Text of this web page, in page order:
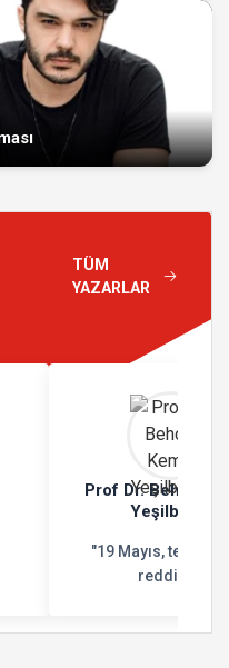
TÜM
YAZARLAR
Prof Dr. Behçet
Yeşilbursa
"19 Mayıs,
reddidir"